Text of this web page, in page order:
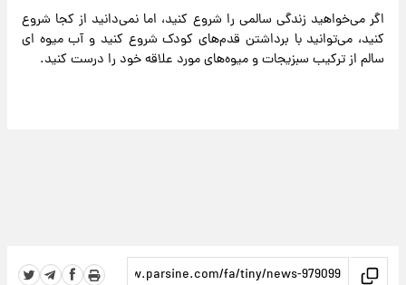
اگر می‌خواهید زندگی سالمی را شروع کنید، اما نمی‌دانید از کجا شروع
کنید، می‌توانید با برداشتن قدم‌های کودک شروع کنید و آب میوه ای
سالم از ترکیب سبزیجات و میوه‌های مورد علاقه خود را درست کنید.